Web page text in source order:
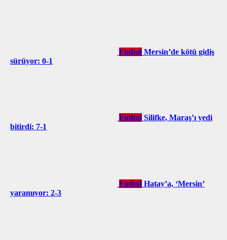
Futbol Mersin’de kötü gidiş
sürüyor: 0-1
Futbol Silifke, Maraş’ı yedi
bitirdi: 7-1
Futbol Hatay’a, ‘Mersin’
yaramıyor: 2-3